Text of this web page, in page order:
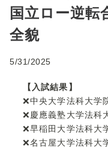
国立ロー逆転
全貌
5/31/2025
【入試結果】
❌中央大学法科
❌慶應義塾大学法
❌早稲田大学法科
❌名古屋大学法科